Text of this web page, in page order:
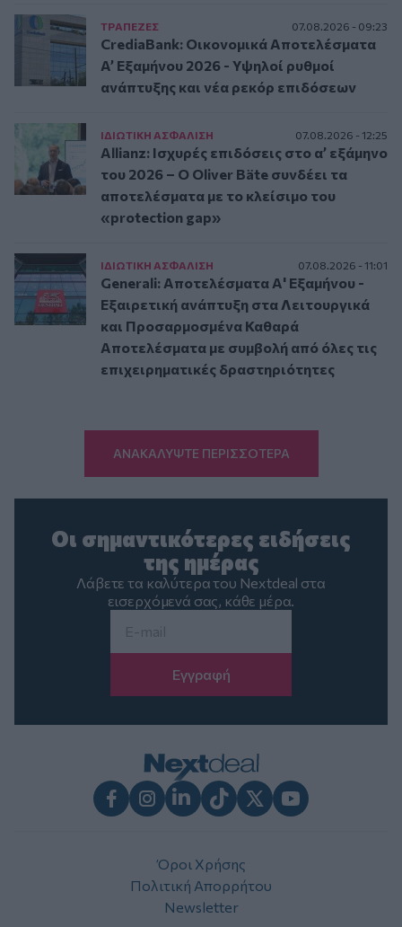
ΤΡAΠΕΖΕΣ 07.08.2026 - 09:23
CrediaBank: Οικονομικά Αποτελέσματα
A’ Εξαμήνου 2026 - Υψηλοί ρυθμοί
ανάπτυξης και νέα ρεκόρ επιδόσεων
ΙΔΙΩΤΙΚΗ ΑΣΦAΛΙΣΗ 07.08.2026 - 12:25
Allianz: Ισχυρές επιδόσεις στο α’ εξάμηνο
του 2026 – Ο Oliver Bäte συνδέει τα
αποτελέσματα με το κλείσιμο του
«protection gap»
ΙΔΙΩΤΙΚΗ ΑΣΦAΛΙΣΗ 07.08.2026 - 11:01
Generali: Αποτελέσματα Α' Εξαμήνου -
Εξαιρετική ανάπτυξη στα Λειτουργικά
και Προσαρμοσμένα Καθαρά
Αποτελέσματα με συμβολή από όλες τις
επιχειρηματικές δραστηριότητες
ΑΝΑΚΑΛΥΨΤΕ ΠΕΡΙΣΣΟΤΕΡΑ
Οι σημαντικότερες ειδήσεις
της ημέρας
Λάβετε τα καλύτερα του Nextdeal στα
εισερχόμενά σας, κάθε μέρα.
Όροι Χρήσης
Πολιτική Απορρήτου
Newsletter